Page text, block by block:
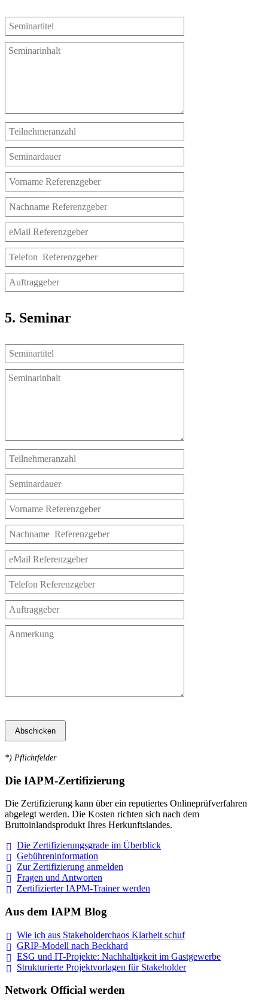
5. Seminar
*) Pflichtfelder
Die IAPM-Zertifizierung
Die Zertifizierung kann über ein reputiertes Onlineprüfverfahren
abgelegt werden. Die Kosten richten sich nach dem
Bruttoinlandsprodukt Ihres Herkunftslandes.
Die Zertifizierungsgrade im Überblick
Gebühreninformation
Zur Zertifizierung anmelden
Fragen und Antworten
Zertifizierter IAPM-Trainerwerden
Aus dem IAPM Blog
Wie ich aus Stakeholderchaos Klarheit schuf
GRIP-Modell nach Beckhard
ESG und IT-Projekte: Nachhaltigkeit im Gastgewerbe
Strukturierte Projektvorlagen für Stakeholder
Network Official werden